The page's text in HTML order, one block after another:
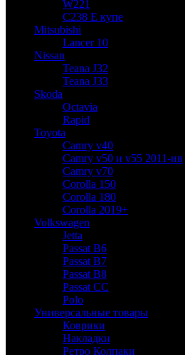
W221
C238 E купе
Mitsubishi
Lancer 10
Nissan
Teana J32
Teana J33
Skoda
Octavia
Rapid
Toyota
Camry v40
Camry v50 и v55 2011-нв
Camry v70
Corolla 150
Corolla 180
Corolla 2019+
Volkswagen
Jetta
Passat B6
Passat B7
Passat B8
Passat CC
Polo
Универсальные товары
Коврики
Накладки
Ретро Колпаки